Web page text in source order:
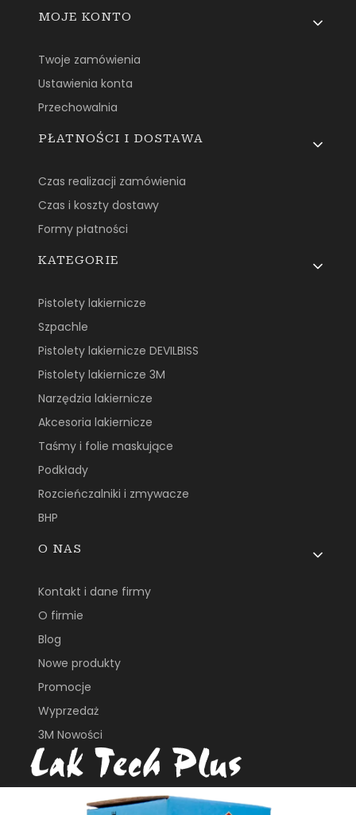
MOJE KONTO
Twoje zamówienia
Ustawienia konta
Przechowalnia
PŁATNOŚCI I DOSTAWA
Czas realizacji zamówienia
Czas i koszty dostawy
Formy płatności
KATEGORIE
Pistolety lakiernicze
Szpachle
Pistolety lakiernicze DEVILBISS
Pistolety lakiernicze 3M
Narzędzia lakiernicze
Akcesoria lakiernicze
Taśmy i folie maskujące
Podkłady
Rozcieńczalniki i zmywacze
BHP
O NAS
Kontakt i dane firmy
O firmie
Blog
Nowe produkty
Promocje
Wyprzedaż
3M Nowości
ul. Płochocińska 113B